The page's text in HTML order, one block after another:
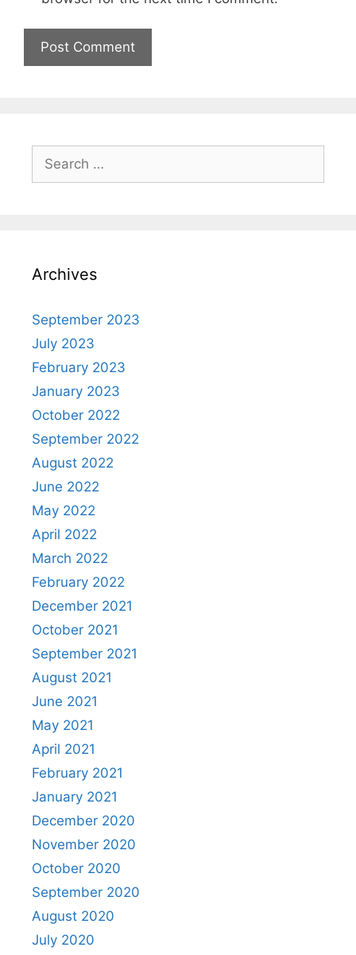
Archives
September 2023
July 2023
February 2023
January 2023
October 2022
September 2022
August 2022
June 2022
May 2022
April 2022
March 2022
February 2022
December 2021
October 2021
September 2021
August 2021
June 2021
May 2021
April 2021
February 2021
January 2021
December 2020
November 2020
October 2020
September 2020
August 2020
July 2020